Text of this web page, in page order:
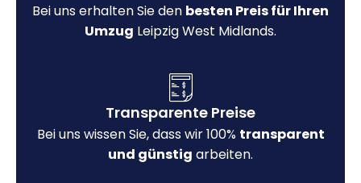
Bei uns erhalten Sie den besten Preis für Ihren
Umzug Leipzig West Midlands.
Transparente Preise
Bei uns wissen Sie, dass wir 100% transparent
und günstig arbeiten.